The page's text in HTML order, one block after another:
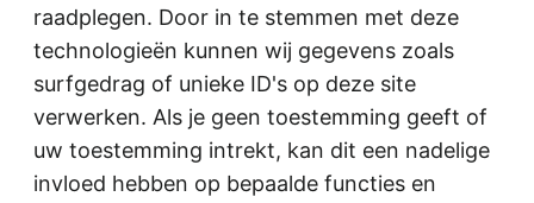
raadplegen. Door in te stemmen met deze
technologieën kunnen wij gegevens zoals
surfgedrag of unieke ID's op deze site
verwerken. Als je geen toestemming geeft of
uw toestemming intrekt, kan dit een nadelige
invloed hebben op bepaalde functies en